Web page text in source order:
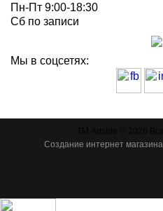
Пн-Пт 9:00-18:30
Сб по записи
Мы в соцсетях:
Создание интернет магазина